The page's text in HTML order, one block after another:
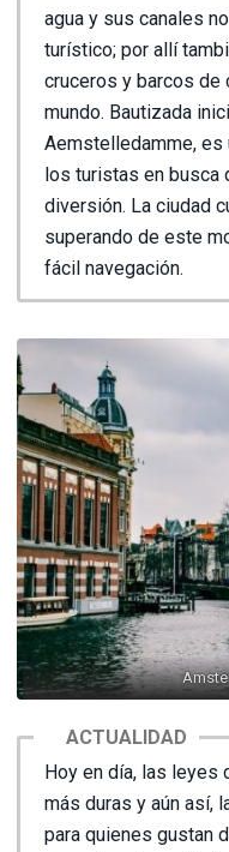
agua y sus canales
turístico; por allí
cruceros y barcos
mundo. Bautizada
Aemstelledamme, es
los turistas en busca
diversión. La ciudad
superando de este
fácil navegación.
ACTUALIDAD
Hoy en día, las leyes
más duras y aún así,
para quienes gustan